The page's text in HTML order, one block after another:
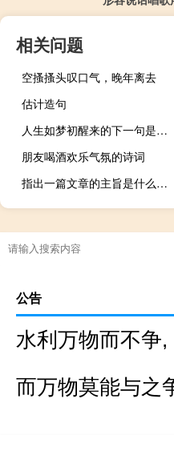
相关问题
空搔搔头叹口气，晚年离去
估计造句
人生如梦初醒来的下一句是什么
朋友喝酒欢乐气氛的诗词
指出一篇文章的主旨是什么意思？有具体的定义吗？
公告
水利万物而不争,
而万物莫能与之